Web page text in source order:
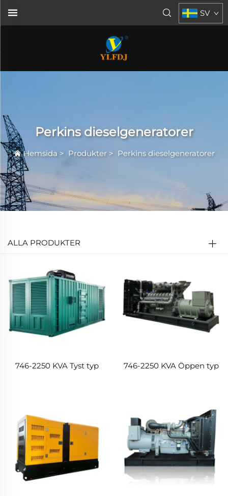
SV
Perkins dieselgeneratorer
Hemsida> Produkter> Perkins dieselgeneratorer
ALLA PRODUKTER
746-2250 KVA Tyst typ 746-2250 KVA Öppen typ